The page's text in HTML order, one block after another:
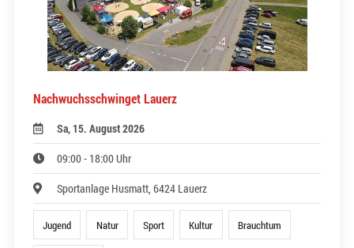
Nachwuchsschwinget Lauerz
Sa, 15. August 2026
09:00 - 18:00 Uhr
Sportanlage Husmatt, 6424 Lauerz
Jugend Natur Sport Kultur Brauchtum